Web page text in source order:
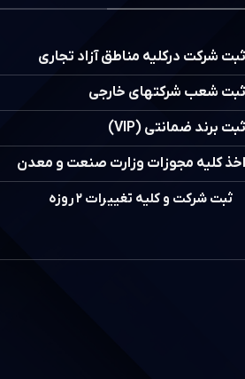
ثبت شرکت درکلیه مناطق آزاد تجاری
ثبت شعب شرکتهای خارجی
ثبت برند ضمانتی (VIP)
اخذ کلیه مجوزات وزارت صنعت و معدن
ثبت شرکت و کلیه تغییرات ۲ روزه